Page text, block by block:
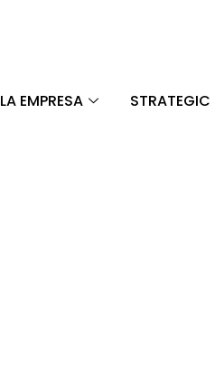
LA EMPRESA STRATEGIC